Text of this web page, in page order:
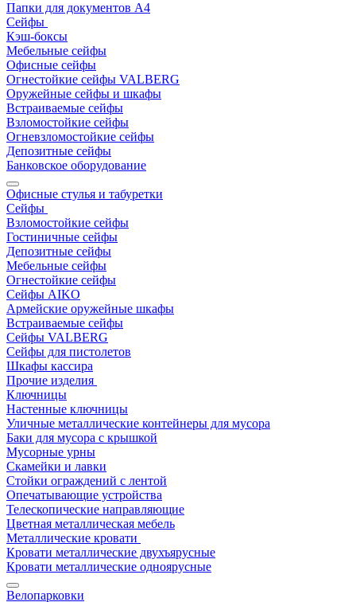
Папки для документов A4
Сейфы
Кэш-боксы
Мебельные сейфы
Офисные сейфы
Огнестойкие сейфы VALBERG
Оружейные сейфы и шкафы
Встраиваемые сейфы
Взломостойкие сейфы
Огневзломостойкие сейфы
Депозитные сейфы
Банковское оборудование
Офисные стулья и табуретки
Сейфы
Взломостойкие сейфы
Гостиничные сейфы
Депозитные сейфы
Мебельные сейфы
Огнестойкие сейфы
Сейфы AIKO
Армейские оружейные шкафы
Встраиваемые сейфы
Сейфы VALBERG
Сейфы для пистолетов
Шкафы кассира
Прочие изделия
Ключницы
Настенные ключницы
Уличные металлические контейнеры для мусора
Баки для мусора с крышкой
Мусорные урны
Скамейки и лавки
Стойки ограждений с лентой
Опечатывающие устройства
Телескопические направляющие
Цветная металлическая мебель
Металлические кровати
Кровати металлические двухъярусные
Кровати металлические одноярусные
Велопарковки